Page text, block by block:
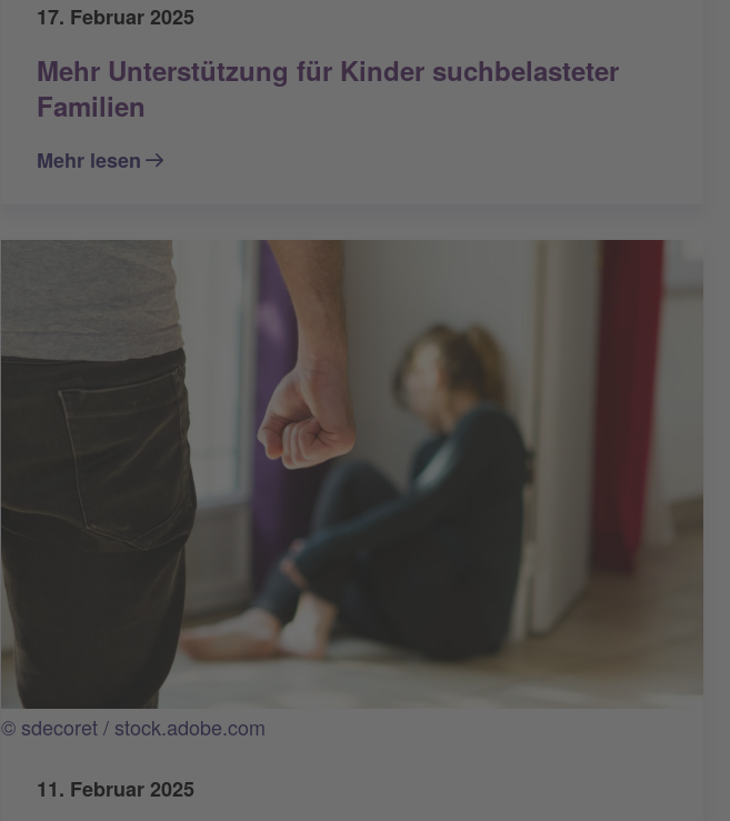
17. Februar 2025
Mehr Unterstützung für Kinder suchbelasteter
Familien
Mehr lesen
© sdecoret / stock.adobe.com
11. Februar 2025